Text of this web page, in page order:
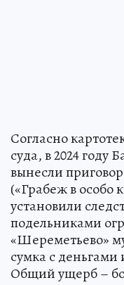
Согласно
суда, в 2024 году
вынесли
(«Грабеж в особо
установили
подельниками
«Шереметьево»
сумка с
Общий ущерб –